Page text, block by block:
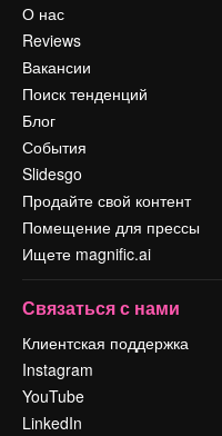
О нас
Reviews
Вакансии
Поиск тенденций
Блог
События
Slidesgo
Продайте свой контент
Помещение для прессы
Ищете magnific.ai
Связаться с нами
Клиентская поддержка
Instagram
YouTube
LinkedIn